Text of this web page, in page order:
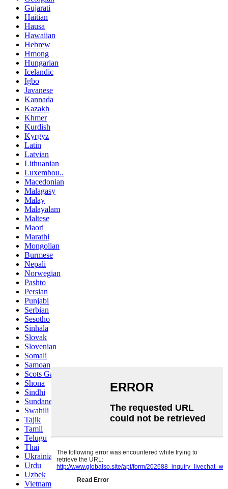
Gujarati
Haitian
Hausa
Hawaiian
Hebrew
Hmong
Hungarian
Icelandic
Igbo
Javanese
Kannada
Kazakh
Khmer
Kurdish
Kyrgyz
Latin
Latvian
Lithuanian
Luxembou..
Macedonian
Malagasy
Malay
Malayalam
Maltese
Maori
Marathi
Mongolian
Burmese
Nepali
Norwegian
Pashto
Persian
Punjabi
Serbian
Sesotho
Sinhala
Slovak
Slovenian
Somali
Samoan
Scots Gaelic
Shona
Sindhi
Sundanese
Swahili
Tajik
Tamil
Telugu
Thai
Ukrainian
Urdu
Uzbek
Vietnamese